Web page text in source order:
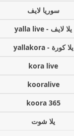
سوريا لايف
يلا لايف - yalla live
يلا كورة - yallakora
kora live
kooralive
koora 365
يلا شوت